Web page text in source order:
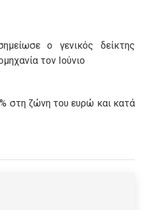
ο γενικός δείκτης
τον Ιούνιο
στη ζώνη του ευρώ και κατά